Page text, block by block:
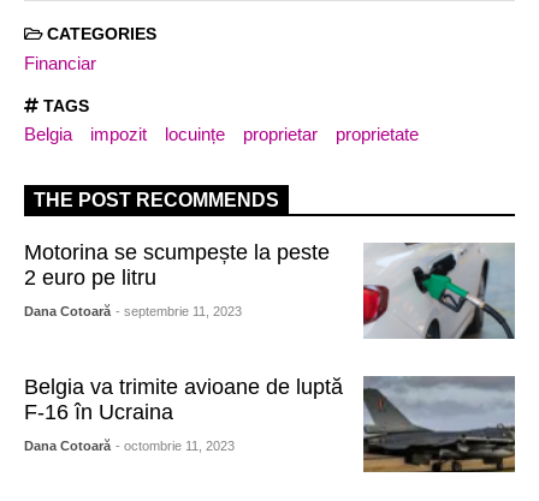
CATEGORIES
Financiar
TAGS
Belgia impozit locuințe proprietar proprietate
THE POST RECOMMENDS
Motorina se scumpește la peste
2 euro pe litru
Dana Cotoară - septembrie 11, 2023
Belgia va trimite avioane de luptă
F-16 în Ucraina
Dana Cotoară - octombrie 11, 2023